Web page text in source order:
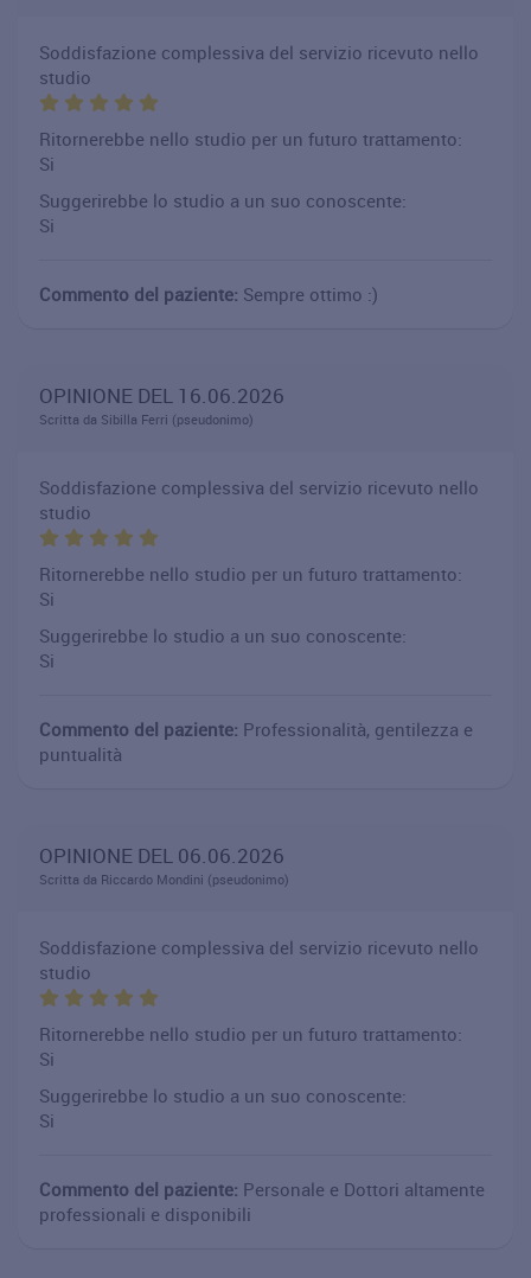
Soddisfazione complessiva del servizio ricevuto nello
studio
Ritornerebbe nello studio per un futuro trattamento:
Si
Suggerirebbe lo studio a un suo conoscente:
Si
Commento del paziente: Sempre ottimo :)
OPINIONE DEL 16.06.2026
Scritta da Sibilla Ferri (pseudonimo)
Soddisfazione complessiva del servizio ricevuto nello
studio
Ritornerebbe nello studio per un futuro trattamento:
Si
Suggerirebbe lo studio a un suo conoscente:
Si
Commento del paziente: Professionalità, gentilezza e
puntualità
OPINIONE DEL 06.06.2026
Scritta da Riccardo Mondini (pseudonimo)
Soddisfazione complessiva del servizio ricevuto nello
studio
Ritornerebbe nello studio per un futuro trattamento:
Si
Suggerirebbe lo studio a un suo conoscente:
Si
Commento del paziente: Personale e Dottori altamente
professionali e disponibili